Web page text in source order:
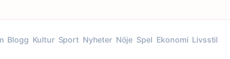
Blogg Kultur Sport Nyheter Nöje Spel Ekonomi Livsstil